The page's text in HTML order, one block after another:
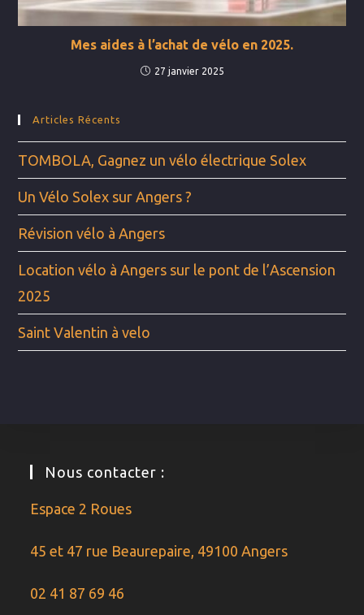
Mes aides à l’achat de vélo en 2025.
27 janvier 2025
Articles Récents
TOMBOLA, Gagnez un vélo électrique Solex
Un Vélo Solex sur Angers ?
Révision vélo à Angers
Location vélo à Angers sur le pont de l’Ascension
2025
Saint Valentin à velo
Nous contacter :
Espace 2 Roues
45 et 47 rue Beaurepaire, 49100 Angers
02 41 87 69 46